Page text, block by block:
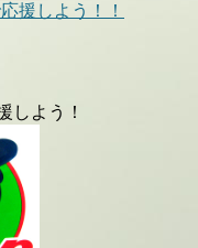
援しよう！！
しよう！